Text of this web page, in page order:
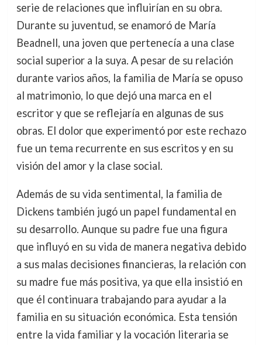
serie de relaciones que influirían en su obra.
Durante su juventud, se enamoró de María
Beadnell, una joven que pertenecía a una clase
social superior a la suya. A pesar de su relación
durante varios años, la familia de María se opuso
al matrimonio, lo que dejó una marca en el
escritor y que se reflejaría en algunas de sus
obras. El dolor que experimentó por este rechazo
fue un tema recurrente en sus escritos y en su
visión del amor y la clase social.
Además de su vida sentimental, la familia de
Dickens también jugó un papel fundamental en
su desarrollo. Aunque su padre fue una figura
que influyó en su vida de manera negativa debido
a sus malas decisiones financieras, la relación con
su madre fue más positiva, ya que ella insistió en
que él continuara trabajando para ayudar a la
familia en su situación económica. Esta tensión
entre la vida familiar y la vocación literaria se